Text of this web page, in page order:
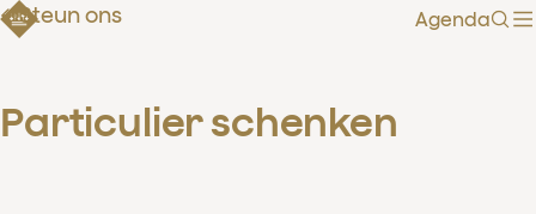
Agenda
Steun ons
Particulier schenken